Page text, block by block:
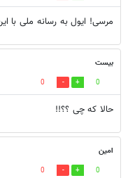
مرسی! ایول به رسانه ملی با
بیست
0
0
حالا که چی ؟؟!!
امین
0
0